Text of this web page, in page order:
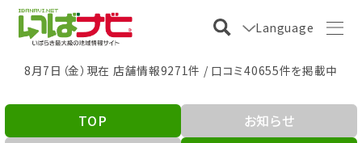
Language
8月7日（金）現在 店舗情報9271件 / 口コミ40655件を掲載中
TOP
お知らせ